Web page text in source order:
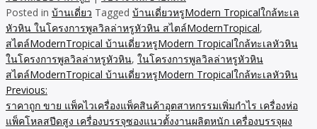
Posted in บ้านเดี่ยว Tagged บ้านเดี่ยวหรูModern Tropicalใกล้ทะเล
หัวหิน ในโครงการพูลวิลล่าหรูหัวหิน สไตล์ModernTropical,
สไตล์ModernTropical บ้านเดี่ยวหรูModern Tropicalใกล้ทะเลหัวหิน
ในโครงการพูลวิลล่าหรูหัวหิน, ในโครงการพูลวิลล่าหรูหัวหิน
สไตล์ModernTropical บ้านเดี่ยวหรูModern Tropicalใกล้ทะเลหัวหิน
Post
navigation
Previous:
ราคาถูก ขาย แพ็คไวเครื่องแพ็คสินค้าอุตสาหกรรมเพิ่มกำไร เครื่องห่อ
แพ็คโหลสปีดสูง เครื่องบรรจุซองแนวตั้งงานผลิตหนัก เครื่องบรรจุผง